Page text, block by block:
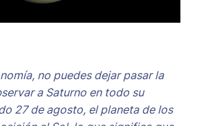
no puedes dejar pasar la
a Saturno en todo su
27 de agosto, el planeta de los